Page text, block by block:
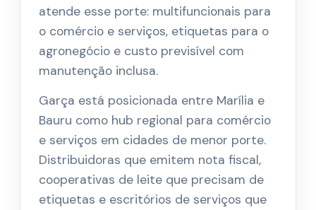
atende esse porte: multifuncionais para
o comércio e serviços, etiquetas para o
agronegócio e custo previsível com
manutenção inclusa.
Garça está posicionada entre Marília e
Bauru como hub regional para comércio
e serviços em cidades de menor porte.
Distribuidoras que emitem nota fiscal,
cooperativas de leite que precisam de
etiquetas e escritórios de serviços que